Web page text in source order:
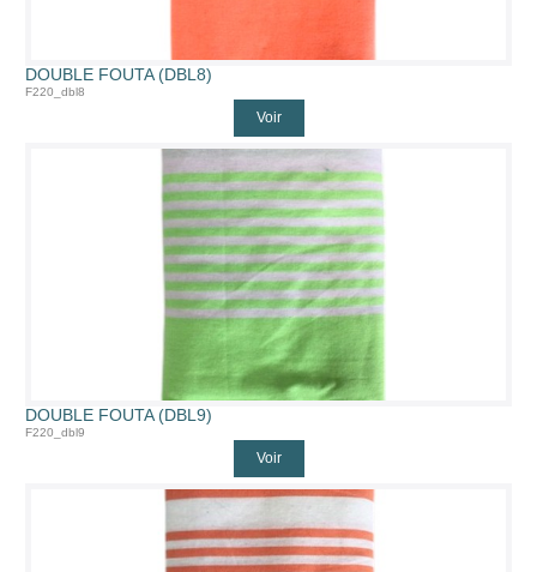
DOUBLE FOUTA (DBL8)
F220_dbl8
Voir
DOUBLE FOUTA (DBL9)
F220_dbl9
Voir